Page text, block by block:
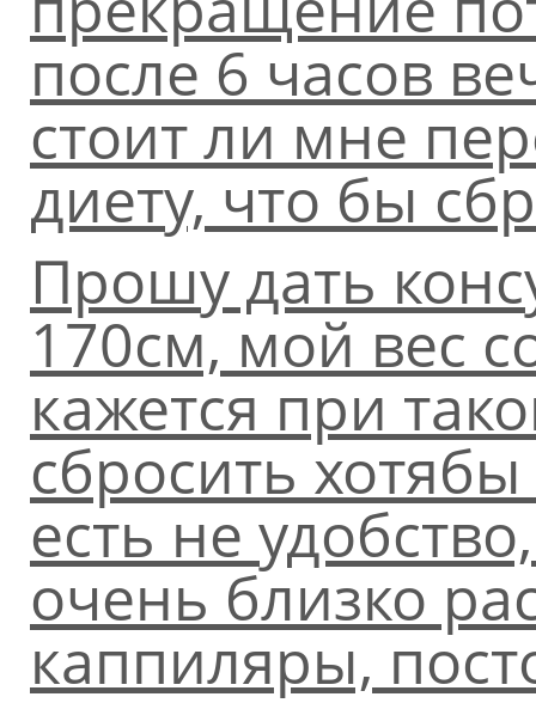
после 6 часов
стоит ли мне
диету, что бы
Прошу дать
170см, мой вес
кажется при
сбросить
есть не
очень близко
каппиляры,